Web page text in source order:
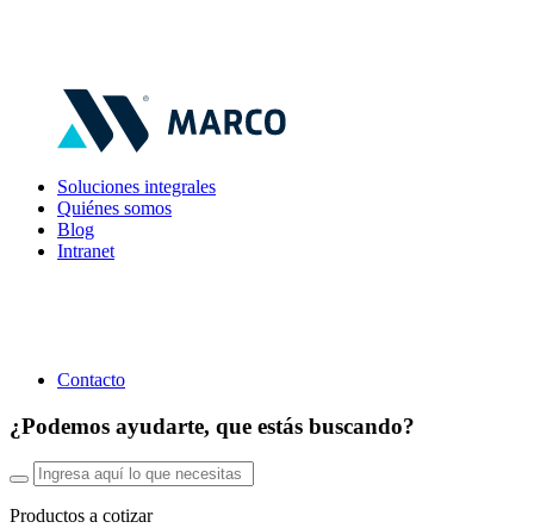
Soluciones integrales
Quiénes somos
Blog
Intranet
Contacto
¿Podemos ayudarte, que estás buscando?
Productos a cotizar